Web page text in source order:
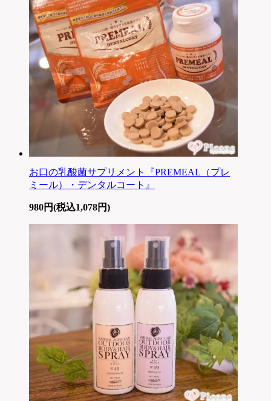
お口の乳酸菌サプリメント『PREMEAL（プレ
ミール）・デンタルコート』
980円(税込1,078円)